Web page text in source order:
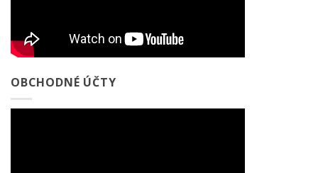
OBCHODNÉ ÚČTY